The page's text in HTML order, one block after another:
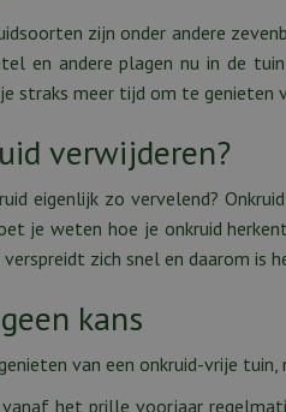
zijn onder andere
en andere plagen nu in de
straks meer tijd om te
verwijderen?
eigenlijk zo vervelend?
je weten hoe je onkruid
verspreidt zich snel en daarom
kans
van een onkruid-vrije
het prille voorjaar